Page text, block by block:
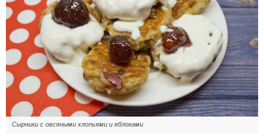
Сырники с овсяными хлопьями и яблоками